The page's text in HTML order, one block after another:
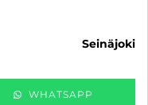
seinäjoki
WHATSAPP